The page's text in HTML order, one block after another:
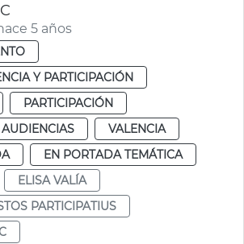
5 años
Y PARTICIPACIÓN
PARTICIPACIÓN
VALENCIA
EN PORTADA TEMÁTICA
ELISA VALÍA
PARTICIPATIUS